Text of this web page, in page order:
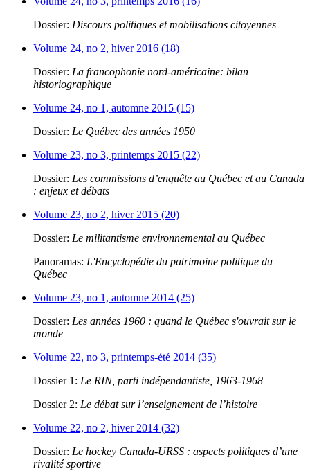
Dossier: Discours politiques et mobilisations citoyennes
Volume 24, no 2, hiver 2016 (18)
Dossier: La francophonie nord-américaine: bilan
historiographique
Volume 24, no 1, automne 2015 (15)
Dossier: Le Québec des années 1950
Volume 23, no 3, printemps 2015 (22)
Dossier: Les commissions d’enquête au Québec et au Canada
: enjeux et débats
Volume 23, no 2, hiver 2015 (20)
Dossier: Le militantisme environnemental au Québec
Panoramas: L'Encyclopédie du patrimoine politique du
Québec
Volume 23, no 1, automne 2014 (25)
Dossier: Les années 1960 : quand le Québec s'ouvrait sur le
monde
Volume 22, no 3, printemps-été 2014 (35)
Dossier 1: Le RIN, parti indépendantiste, 1963-1968
Dossier 2: Le débat sur l’enseignement de l’histoire
Volume 22, no 2, hiver 2014 (32)
Dossier: Le hockey Canada-URSS : aspects politiques d’une
rivalité sportive